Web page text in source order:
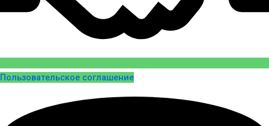
Пользовательское соглашение